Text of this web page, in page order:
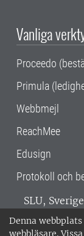
Denna
webbläsare.
Vanliga
Proceedo
Primula
Webbmejl
ReachMee
Edusign
Protokoll och
SLU,
Alnarp,